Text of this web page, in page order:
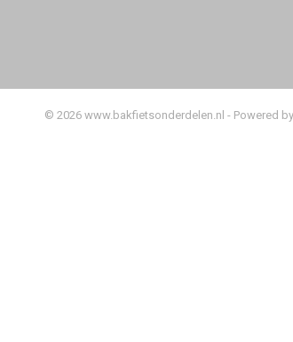
© 2026 www.bakfietsonderdelen.nl - Powered